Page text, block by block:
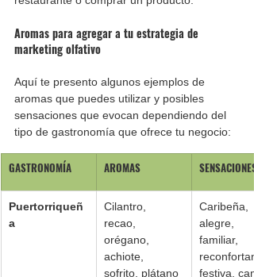
Aromas para agregar a tu estrategia de
marketing olfativo
Aquí te presento algunos ejemplos de
aromas que puedes utilizar y posibles
sensaciones que evocan dependiendo del
tipo de gastronomía que ofrece tu negocio:
GASTRONOMÍA AROMAS SENSACIONES
Puertorriqueñ
a
Cilantro,
recao,
orégano,
achiote,
sofrito, plátano
Caribeña,
alegre,
familiar,
festiva,